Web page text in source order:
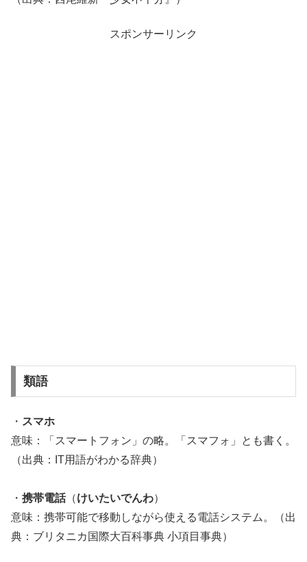
スポンサーリンク
類語
・ スマホ
意味：「スマートフォン」の略。「スマフォ」とも書く。
（出典：IT用語がわかる辞典）
・ 携帯電話（けいたいでんわ）
意味：携帯可能で移動しながら使える電話システム。（出
典：ブリタニカ国際大百科事典 小項目事典）